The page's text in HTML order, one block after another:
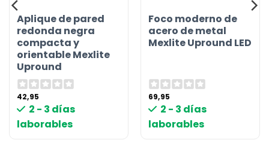
Aplique de pared
redonda negra
compacta y
orientable Mexlite
Upround
42,95
2 - 3 días
laborables
Foco moderno de
acero de metal
Mexlite Upround LED
69,95
2 - 3 días
laborables